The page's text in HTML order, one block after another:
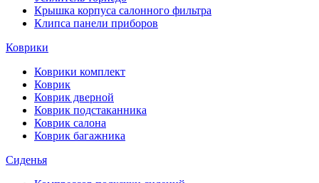
Крышка корпуса салонного фильтра
Клипса панели приборов
Коврики
Коврики комплект
Коврик
Коврик дверной
Коврик подстаканника
Коврик салона
Коврик багажника
Сиденья